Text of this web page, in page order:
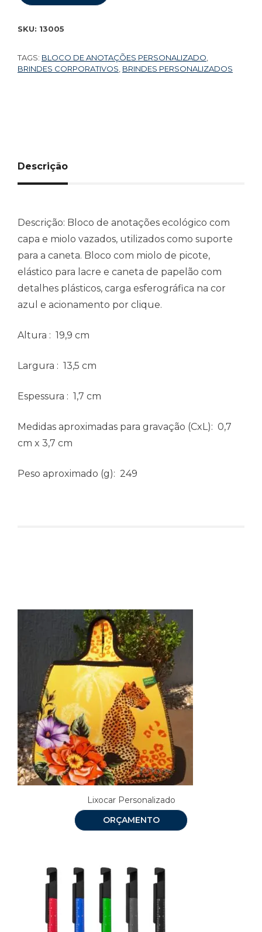
SKU: 13005
TAGS: BLOCO DE ANOTAÇÕES PERSONALIZADO
BRINDES CORPORATIVOS BRINDES PERSONALIZADOS
Descrição
Descrição: Bloco de anotações ecológico com
capa e miolo vazados, utilizados como suporte
para a caneta. Bloco com miolo de picote,
elástico para lacre e caneta de papelão com
detalhes plásticos, carga esferográfica na cor
azul e acionamento por clique.
Altura : 19,9 cm
Largura : 13,5 cm
Espessura : 1,7 cm
Medidas aproximadas para gravação (CxL): 0,7
cm x 3,7 cm
Peso aproximado (g): 249
Lixocar Personalizado
ORÇAMENTO